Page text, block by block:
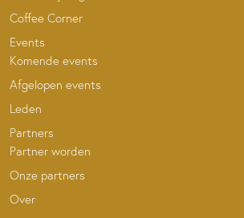
Coffee Corner
Events
Komende events
Afgelopen events
Leden
Partners
Partner worden
Onze partners
Over